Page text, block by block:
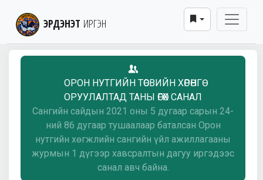
ЭРДЭНЭТ ИРГЭН
ОРОН НУТГИЙН ТӨСВИЙН ХӨРӨНГӨ
ОРУУЛАЛТАД ТАНЫ ӨГӨХ САНАЛ
Сангийн сайдын 2021 оны 5 дугаар сарын 24-
ний 86 дугаар тушаалаар баталсан Орон
нутгийн хөгжлийн сангийн үйл ажиллагааны
журмын 1 дүгээр хавсралтын дагуу иргэдээс
санал авч байна.